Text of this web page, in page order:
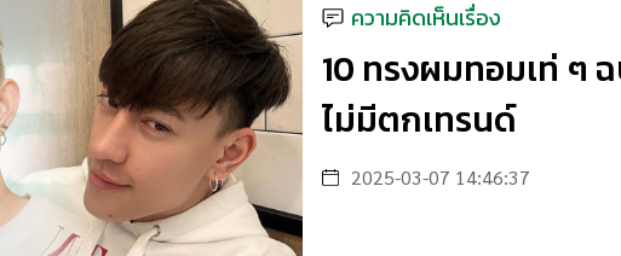
ความคิดเห็นเรื่อง
10 ทรงผมทอมเท่ ๆ
ไม่มีตกเทรนด์
2025-03-07 14:46:37